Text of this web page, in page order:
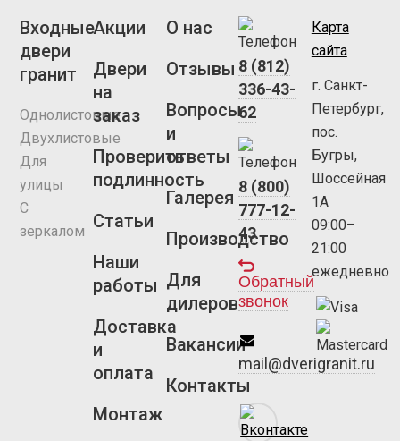
Входные
двери
гранит
Однолистовые
Двухлистовые
Для
улицы
С
зеркалом
Акции
Двери
на
заказ
Проверить
подлинность
Статьи
Наши
работы
Доставка
и
оплата
Монтаж
О нас
Отзывы
Вопросы
и
ответы
Галерея
Производство
Для
дилеров
Вакансии
Контакты
8 (812)
336-43-
62
8 (800)
777-12-
43
Обратный
звонок
mail@dverigranit.ru
Карта
сайта
г. Санкт-
Петербург,
пос.
Бугры,
Шоссейная
1А
09:00–
21:00
ежедневно